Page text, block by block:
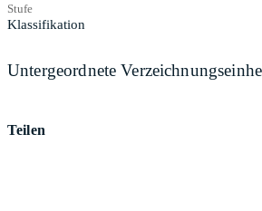
Stufe
Klassifikation
Untergeordnete
Teilen